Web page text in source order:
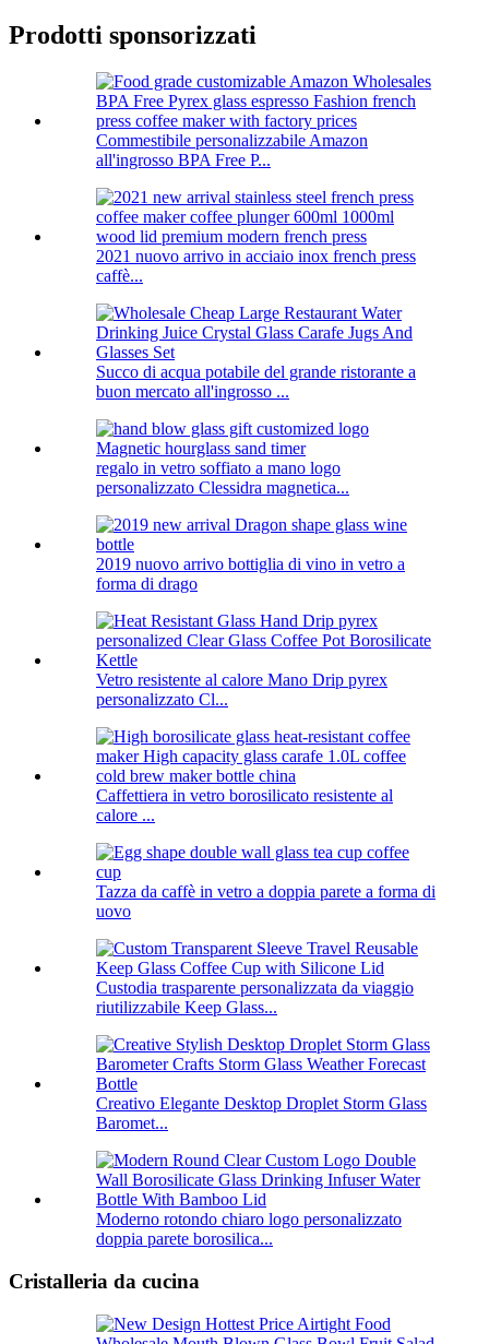
Prodotti sponsorizzati
Commestibile personalizzabile Amazon
all'ingrosso BPA Free P...
2021 nuovo arrivo in acciaio inox french press
caffè...
Succo di acqua potabile del grande ristorante a
buon mercato all'ingrosso ...
regalo in vetro soffiato a mano logo
personalizzato Clessidra magnetica...
2019 nuovo arrivo bottiglia di vino in vetro a
forma di drago
Vetro resistente al calore Mano Drip pyrex
personalizzato Cl...
Caffettiera in vetro borosilicato resistente al
calore ...
Tazza da caffè in vetro a doppia parete a forma di
uovo
Custodia trasparente personalizzata da viaggio
riutilizzabile Keep Glass...
Creativo Elegante Desktop Droplet Storm Glass
Baromet...
Moderno rotondo chiaro logo personalizzato
doppia parete borosilica...
Cristalleria da cucina